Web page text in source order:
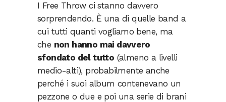
I Free Throw ci stanno davvero
sorprendendo. È una di quelle band a
cui tutti quanti vogliamo bene, ma
che non hanno mai davvero
sfondato del tutto (almeno a livelli
medio-alti), probabilmente anche
perché i suoi album contenevano un
pezzone o due e poi una serie di brani